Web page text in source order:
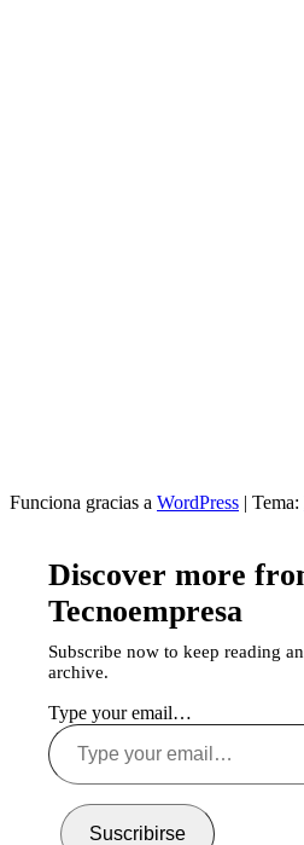
Funciona gracias a WordPress | Tema:
Discover more
Tecnoempresa
Subscribe now to keep reading
archive.
Type your email…
Suscribirse